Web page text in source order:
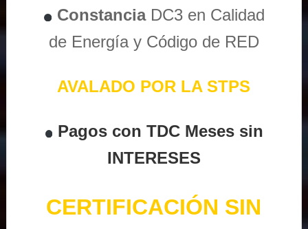
ConstanciaDC3 en Calidad
de Energía y Código de RED
AVALADO POR LA STPS
Pagos con TDC Meses sin
INTERESES
CERTIFICACIÓN SIN